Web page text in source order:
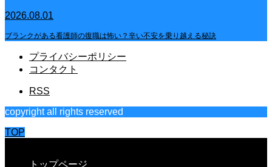
2026.08.01
ブランクがある看護師の復職は怖い？辛い不安を乗り越える秘訣
プライバシーポリシー
コンタクト
RSS
copyright all rights reserved
TOP
トップページ